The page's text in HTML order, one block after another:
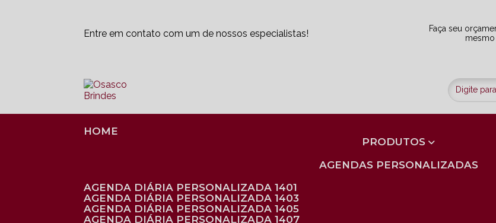
Entre em contato com um de nossos especialistas!
Faça seu
mesmo
HOME
PRODUTOS
AGENDAS PERSONALIZADAS
AGENDA DIÁRIA PERSONALIZADA 1401
AGENDA DIÁRIA PERSONALIZADA 1403
AGENDA DIÁRIA PERSONALIZADA 1405
AGENDA DIÁRIA PERSONALIZADA 1407